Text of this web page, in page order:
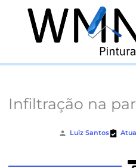
conteúdo
Infiltração na
Luiz Santos